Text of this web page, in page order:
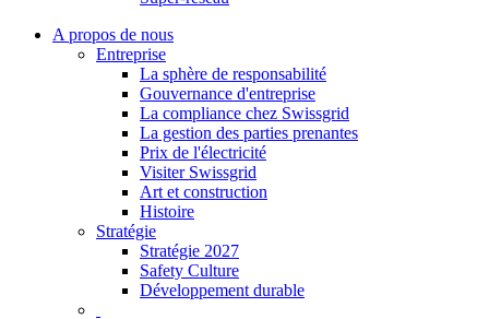
A propos de nous
Entreprise
La sphère de responsabilité
Gouvernance d'entreprise
La compliance chez Swissgrid
La gestion des parties prenantes
Prix de l'électricité
Visiter Swissgrid
Art et construction
Histoire
Stratégie
Stratégie 2027
Safety Culture
Développement durable